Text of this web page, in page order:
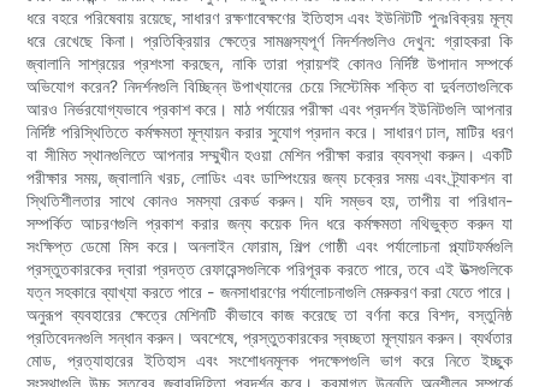
ধরে বহরে পরিষেবায় রয়েছে, সাধারণ রক্ষণাবেক্ষণের ইতিহাস এবং ইউনিটটি পুনঃবিক্রয় মূল্য
ধরে রেখেছে কিনা। প্রতিক্রিয়ার ক্ষেত্রে সামঞ্জস্যপূর্ণ নিদর্শনগুলিও দেখুন: গ্রাহকরা কি
জ্বালানি সাশ্রয়ের প্রশংসা করছেন, নাকি তারা প্রায়শই কোনও নির্দিষ্ট উপাদান সম্পর্কে
অভিযোগ করেন? নিদর্শনগুলি বিচ্ছিন্ন উপাখ্যানের চেয়ে সিস্টেমিক শক্তি বা দুর্বলতাগুলিকে
আরও নির্ভরযোগ্যভাবে প্রকাশ করে। মাঠ পর্যায়ের পরীক্ষা এবং প্রদর্শন ইউনিটগুলি আপনার
নির্দিষ্ট পরিস্থিতিতে কর্মক্ষমতা মূল্যায়ন করার সুযোগ প্রদান করে। সাধারণ ঢাল, মাটির ধরণ
বা সীমিত স্থানগুলিতে আপনার সম্মুখীন হওয়া মেশিন পরীক্ষা করার ব্যবস্থা করুন। একটি
পরীক্ষার সময়, জ্বালানি খরচ, লোডিং এবং ডাম্পিংয়ের জন্য চক্রের সময় এবং ট্র্যাকশন বা
স্থিতিশীলতার সাথে কোনও সমস্যা রেকর্ড করুন। যদি সম্ভব হয়, তাপীয় বা পরিধান-
সম্পর্কিত আচরণগুলি প্রকাশ করার জন্য কয়েক দিন ধরে কর্মক্ষমতা নথিভুক্ত করুন যা
সংক্ষিপ্ত ডেমো মিস করে। অনলাইন ফোরাম, শিল্প গোষ্ঠী এবং পর্যালোচনা প্ল্যাটফর্মগুলি
প্রস্তুতকারকের দ্বারা প্রদত্ত রেফারেন্সগুলিকে পরিপূরক করতে পারে, তবে এই উত্সগুলিকে
যত্ন সহকারে ব্যাখ্যা করতে পারে - জনসাধারণের পর্যালোচনাগুলি মেরুকরণ করা যেতে পারে।
অনুরূপ ব্যবহারের ক্ষেত্রে মেশিনটি কীভাবে কাজ করেছে তা বর্ণনা করে বিশদ, বস্তুনিষ্ঠ
প্রতিবেদনগুলি সন্ধান করুন। অবশেষে, প্রস্তুতকারকের স্বচ্ছতা মূল্যায়ন করুন। ব্যর্থতার
মোড, প্রত্যাহারের ইতিহাস এবং সংশোধনমূলক পদক্ষেপগুলি ভাগ করে নিতে ইচ্ছুক